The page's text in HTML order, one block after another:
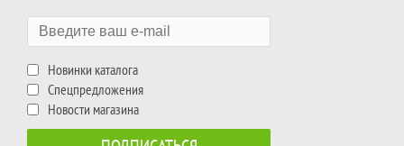
Новинки каталога
Спецпредложения
Новости магазина